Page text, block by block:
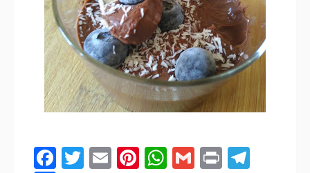
Facebook
Twitter
EmailPinterest
WhatsApp
Gmail
Print